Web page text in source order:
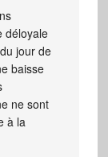
déloyale
jour de
baisse
ne sont
à la